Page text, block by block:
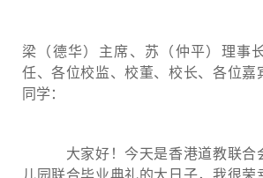
梁（德华）主席、苏（仲平）理事
任、各位校监、校董、校长、各位嘉
同学：
大家好！今天是香港道教联合